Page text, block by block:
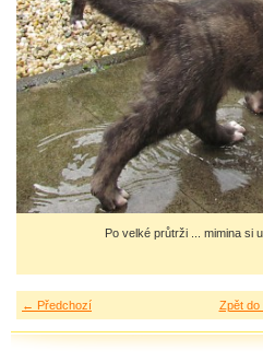
Po velké průtrži ... mimina si
← Předchozí Zpět do